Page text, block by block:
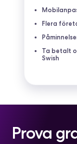
Flera
Ta betalt
Swish
Prova